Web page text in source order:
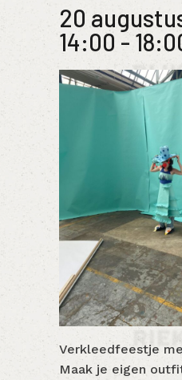
20
14:00 -
Verkleedfeestje
Maak je eigen